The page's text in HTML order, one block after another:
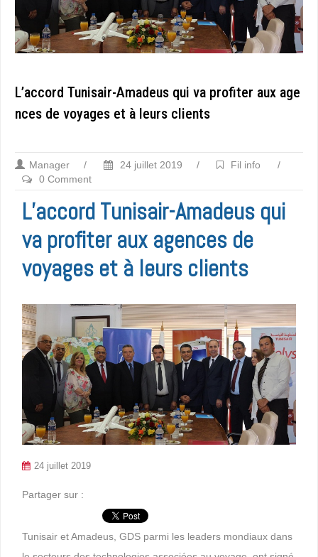
L’accord Tunisair-Amadeus qui va profiter aux age
nces de voyages et à leurs clients
Manager / 24 juillet 2019 / Fil info
/
0 Comment
L’accord Tunisair-Amadeus qui
va profiter aux agences de
voyages et à leurs clients
24 juillet 2019
Partager sur :
Tunisair et Amadeus, GDS parmi les leaders mondiaux dans